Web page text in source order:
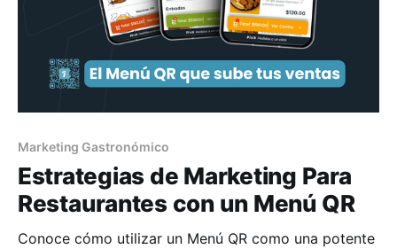
Marketing Gastronómico
Estrategias de Marketing Para
Restaurantes con un Menú QR
Conoce cómo utilizar un Menú QR como una potente